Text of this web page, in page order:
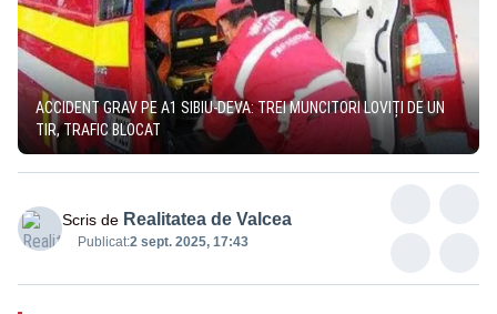
ACCIDENT GRAV PE A1 SIBIU-DEVA: TREI MUNCITORI LOVIȚI DE UN
TIR, TRAFIC BLOCAT
Scris de Realitatea de Valcea
Publicat:2 sept. 2025, 17:43